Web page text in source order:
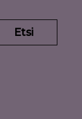
Etsi